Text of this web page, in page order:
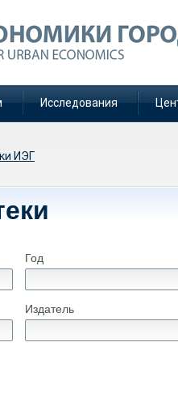
Исследования
ИЭГ
Год
Издатель